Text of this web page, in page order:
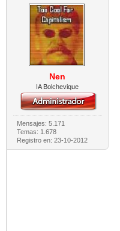
Nen
IA Bolchevique
Mensajes: 5.171
Temas: 1.678
Registro en: 23-10-2012